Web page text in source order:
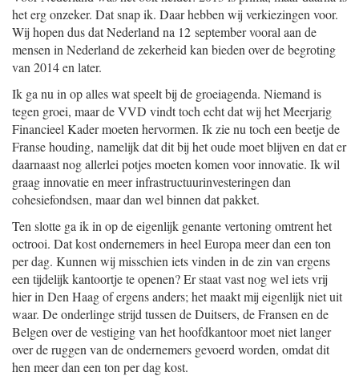
het erg onzeker. Dat snap ik. Daar hebben wij verkiezingen voor.
Wij hopen dus dat Nederland na 12 september vooral aan de
mensen in Nederland de zekerheid kan bieden over de begroting
van 2014 en later.
Ik ga nu in op alles wat speelt bij de groeiagenda. Niemand is
tegen groei, maar de VVD vindt toch echt dat wij het Meerjarig
Financieel Kader moeten hervormen. Ik zie nu toch een beetje de
Franse houding, namelijk dat dit bij het oude moet blijven en dat er
daarnaast nog allerlei potjes moeten komen voor innovatie. Ik wil
graag innovatie en meer infrastructuurinvesteringen dan
cohesiefondsen, maar dan wel binnen dat pakket.
Ten slotte ga ik in op de eigenlijk genante vertoning omtrent het
octrooi. Dat kost ondernemers in heel Europa meer dan een ton
per dag. Kunnen wij misschien iets vinden in de zin van ergens
een tijdelijk kantoortje te openen? Er staat vast nog wel iets vrij
hier in Den Haag of ergens anders; het maakt mij eigenlijk niet uit
waar. De onderlinge strijd tussen de Duitsers, de Fransen en de
Belgen over de vestiging van het hoofdkantoor moet niet langer
over de ruggen van de ondernemers gevoerd worden, omdat dit
hen meer dan een ton per dag kost.